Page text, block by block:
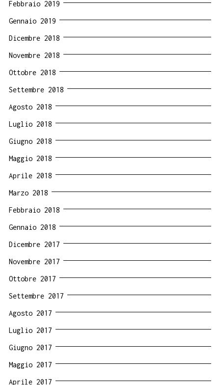
Febbraio 2019
Gennaio 2019
Dicembre 2018
Novembre 2018
Ottobre 2018
Settembre 2018
Agosto 2018
Luglio 2018
Giugno 2018
Maggio 2018
Aprile 2018
Marzo 2018
Febbraio 2018
Gennaio 2018
Dicembre 2017
Novembre 2017
Ottobre 2017
Settembre 2017
Agosto 2017
Luglio 2017
Giugno 2017
Maggio 2017
Aprile 2017